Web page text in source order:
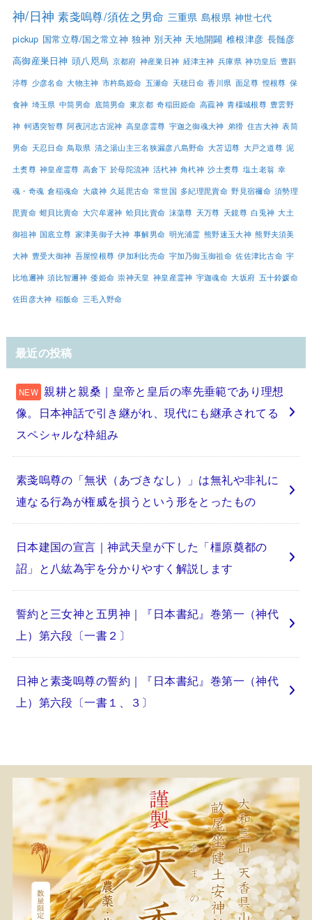
神/日神 素戔嗚尊/須佐之男命 三重県 島根県 神世七代
pickup 国常立尊/国之常立神 独神 別天神 天地開闢 椎根津彦 長髄彦
高御産巣日神 頭八咫烏 京都府 神産巣日神 経津主神 兵庫県 神功皇后 豊斟
渟尊 少彦名命 大物主神 市杵島姫命 五瀬命 天穂日命 香川県 面足尊 惶根尊 保
食神 埼玉県 中筒男命 底筒男命 東京都 奇稲田姫命 高龗神 青橿城根尊 豊雲野
神 軻遇突智尊 阿夜訶志古泥神 高皇彦霊尊 宇迦之御魂大神 弟猾 住吉大神 表筒
男命 天忍日命 鳥取県 清之湯山主三名狭漏彦八島野命 大苫辺尊 大戸之道尊 泥
土煑尊 神皇産霊尊 高倉下 於母陀流神 活杙神 角杙神 沙土煑尊 塩土老翁 幸
魂・奇魂 倉稲魂命 大歳神 久延毘古命 常世国 多紀理毘賣命 野見宿禰命 須勢理
毘賣命 蚶貝比賣命 大穴牟遲神 蛤貝比賣命 沫蕩尊 天万尊 天鏡尊 白兎神 大土
御祖神 国底立尊 家津美御子大神 事解男命 明光浦霊 熊野速玉大神 熊野夫須美
大神 豊受大御神 吾屋惶根尊 伊加利比売命 宇加乃御玉御祖命 佐佐津比古命 宇
比地邇神 須比智邇神 倭姫命 崇神天皇 神皇産霊神 宇迦魂命 大坂府 五十鈴媛命
佐田彦大神 稲飯命 三毛入野命
最近の投稿
親耕と親桑｜皇帝と皇后の率先垂範であり理想
像。日本神話で引き継がれ、現代にも継承されてる
スペシャルな枠組み
素戔嗚尊の「無状（あづきなし）」は無礼や非礼に
連なる行為が権威を損うという形をとったもの
日本建国の宣言｜神武天皇が下した「橿原奠都の
詔」と八紘為宇を分かりやすく解説します
誓約と三女神と五男神｜『日本書紀』巻第一（神代
上）第六段〔一書２〕
日神と素戔嗚尊の誓約｜『日本書紀』巻第一（神代
上）第六段〔一書１、３〕